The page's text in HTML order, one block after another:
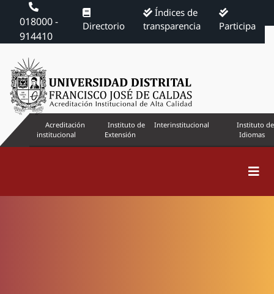
018000 -
914410
Directorio
Índices de
transparencia
Participa
Acreditación
institucional
Instituto de
Extensión
Interinstitucional
Instituto de
Idiomas